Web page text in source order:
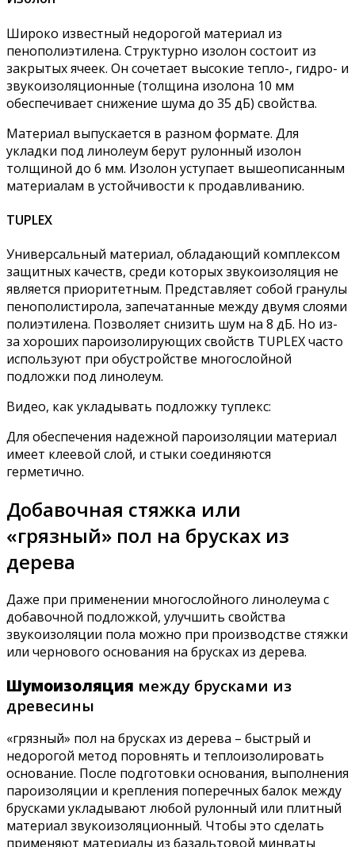
Широко известный недорогой материал из
пенополиэтилена. Структурно изолон состоит из
закрытых ячеек. Он сочетает высокие тепло-, гидро- и
звукоизоляционные (толщина изолона 10 мм
обеспечивает снижение шума до 35 дБ) свойства.
Материал выпускается в разном формате. Для
укладки под линолеум берут рулонный изолон
толщиной до 6 мм. Изолон уступает вышеописанным
материалам в устойчивости к продавливанию.
TUPLEX
Универсальный материал, обладающий комплексом
защитных качеств, среди которых звукоизоляция не
является приоритетным. Представляет собой гранулы
пенополистирола, запечатанные между двумя слоями
полиэтилена. Позволяет снизить шум на 8 дБ. Но из-
за хороших пароизолирующих свойств TUPLEX часто
используют при обустройстве многослойной
подложки под линолеум.
Видео, как укладывать подложку туплекс:
Для обеспечения надежной пароизоляции материал
имеет клеевой слой, и стыки соединяются
герметично.
Добавочная стяжка или
«грязный» пол на брусках из
дерева
Даже при применении многослойного линолеума с
добавочной подложкой, улучшить свойства
звукоизоляции пола можно при производстве стяжки
или чернового основания на брусках из дерева.
Шумоизоляция между брусками из
древесины
«грязный» пол на брусках из дерева – быстрый и
недорогой метод поровнять и теплоизолировать
основание. После подготовки основания, выполнения
пароизоляции и крепления поперечных балок между
брусками укладывают любой рулонный или плитный
материал звукоизоляционный. Чтобы это сделать
применяют материалы из базальтовой минваты